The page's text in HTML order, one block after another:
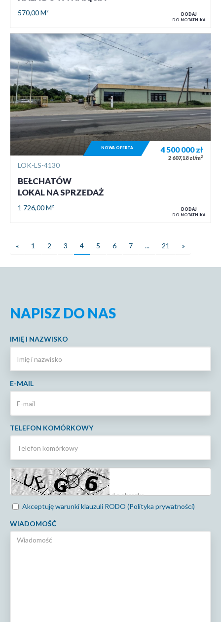
570,00 M² DODAJ
DO NOTATNIKA
LOK-LS-4130
BEŁCHATÓW
LOKAL NA SPRZEDAŻ
1 726,00 M²
4 500 000zł
2 607,18 zł/m2
NOWA OFERTA
DODAJ
DO NOTATNIKA
« 1 2 3 4 5 6 7 ... 21 »
NAPISZ DO NAS
IMIĘ I NAZWISKO
E-MAIL
TELEFON KOMÓRKOWY
Akceptuję warunki klauzuli RODO (Polityka prywatności)
WIADOMOŚĆ